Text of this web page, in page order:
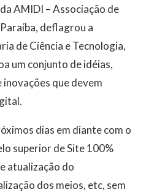
AMIDI – Associação de
deflagrou a
de Ciência e Tecnologia,
um conjunto de idéias,
que devem
dias em diante com o
superior de Site 100%
atualização do
dos meios, etc, sem